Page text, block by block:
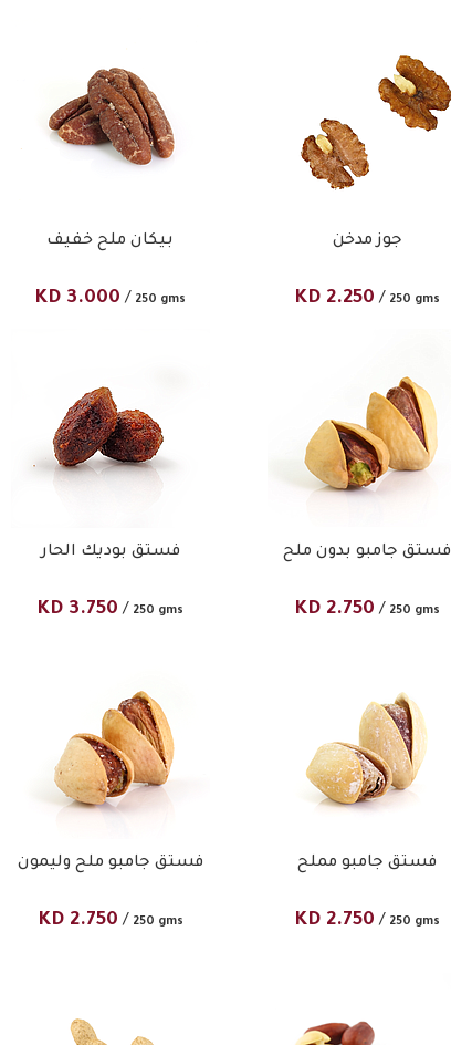
بيكان ملح خفيف
KD 3.000 / 250 gms
جوز مدخن
KD 2.250 / 250 gms
فستق بوديك الحار
KD 3.750 / 250 gms
فستق جامبو بدون ملح
KD 2.750 / 250 gms
فستق جامبو ملح وليمون
KD 2.750 / 250 gms
فستق جامبو مملح
KD 2.750 / 250 gms